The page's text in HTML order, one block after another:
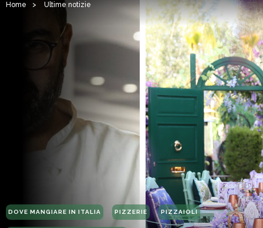
Home > Ultime notizie
DOVE MANGIARE IN ITALIA PIZZERIE PIZZAIOLI